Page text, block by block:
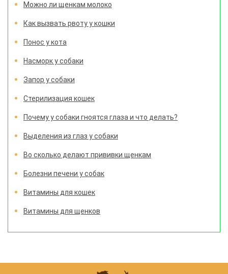
Можно ли щенкам молоко
Как вызвать рвоту у кошки
Понос у кота
Насморк у собаки
Запор у собаки
Стерилизация кошек
Почему у собаки гноятся глаза и что делать?
Выделения из глаз у собаки
Во сколько делают прививки щенкам
Болезни печени у собак
Витамины для кошек
Витамины для щенков